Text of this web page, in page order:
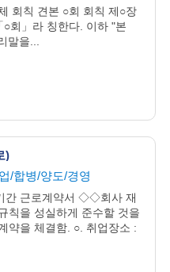
회칙 견본 ○회 회칙 제○장
회」라 칭한다. 이하 "본
말을...
)
/합병/양도/경영
간 근로계약서 ◇◇회사 재
칙을 성실하게 준수할 것을
약을 체결함. ○. 취업장소 :